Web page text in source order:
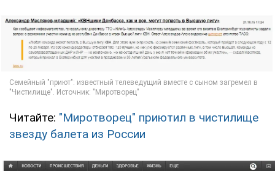
Читайте: "Миротворец" приютил в чистилище
звезду балета из России